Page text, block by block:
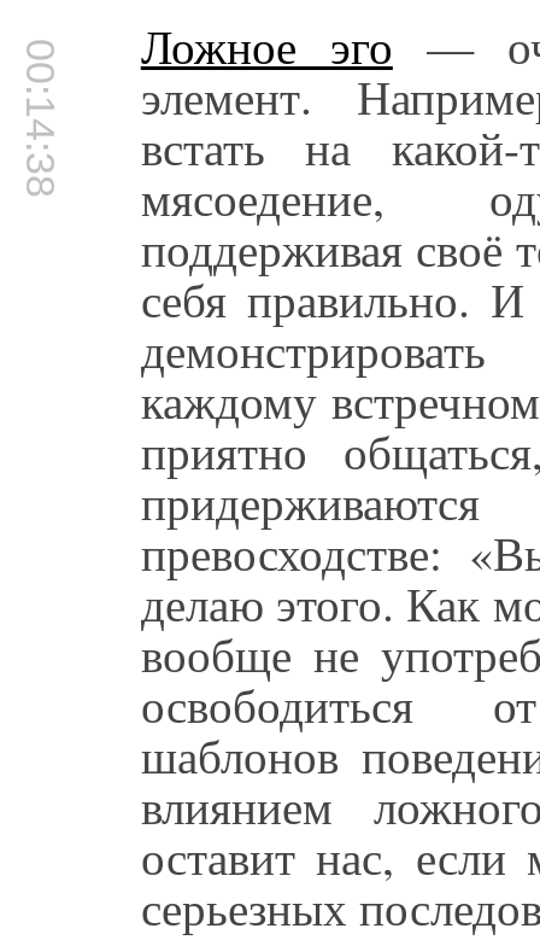
00:14:38 Ложное эго —
элемент.
встать на
мясоедение,
поддерживая своё
себя правильно.
каждому
приятно
превосходстве:
делаю этого. Как
вообще не
освободиться
шаблонов
влиянием
оставит нас,
серьезных